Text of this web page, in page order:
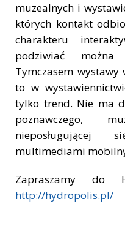
muzealnych i
których kontakt
charakteru
podziwiać
Tymczasem
to w
tylko trend. Nie ma
poznawczego,
multimediami
Zapraszamy do
http://hydropolis.pl/